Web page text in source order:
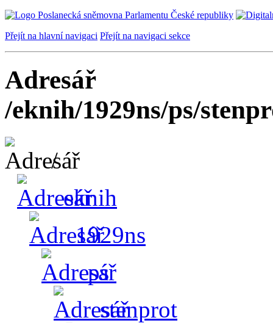
Přejít na hlavní navigaci Přejít na navigaci sekce
Adresář
/eknih/1929ns/ps/
/
eknih
1929ns
ps
stenprot